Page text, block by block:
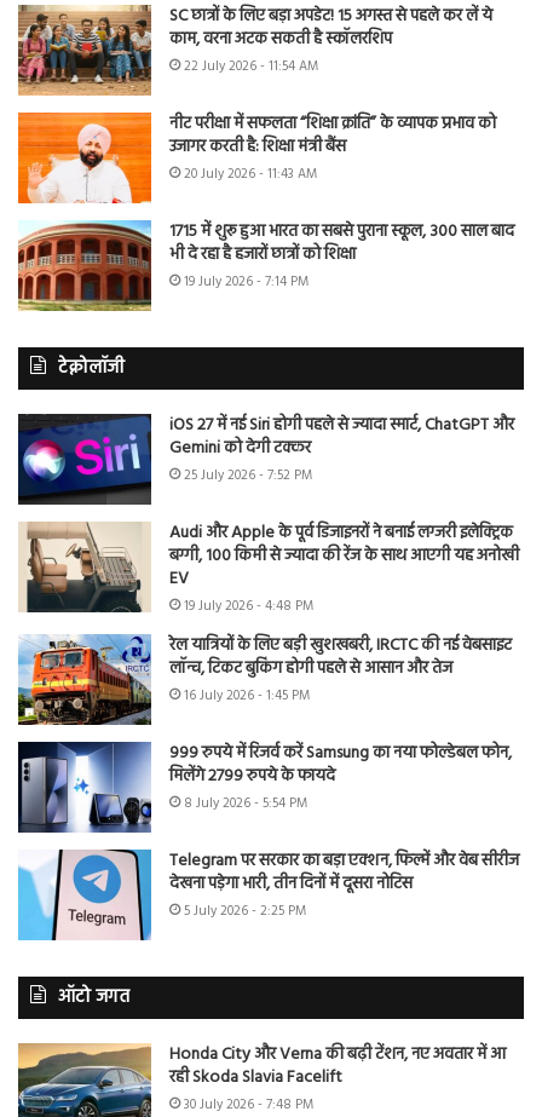
SC छात्रों के लिए बड़ा अपडेट! 15 अगस्त से पहले कर लें ये
काम, वरना अटक सकती है स्कॉलरशिप
22 July 2026 - 11:54 AM
नीट परीक्षा में सफलता “शिक्षा क्रांति” के व्यापक प्रभाव को
उजागर करती है: शिक्षा मंत्री बैंस
20 July 2026 - 11:43 AM
1715 में शुरू हुआ भारत का सबसे पुराना स्कूल, 300 साल बाद
भी दे रहा है हजारों छात्रों को शिक्षा
19 July 2026 - 7:14 PM
टेक्नोलॉजी
iOS 27 में नई Siri होगी पहले से ज्यादा स्मार्ट, ChatGPT और
Gemini को देगी टक्कर
25 July 2026 - 7:52 PM
Audi और Apple के पूर्व डिजाइनरों ने बनाई लग्जरी इलेक्ट्रिक
बग्गी, 100 किमी से ज्यादा की रेंज के साथ आएगी यह अनोखी
EV
19 July 2026 - 4:48 PM
रेल यात्रियों के लिए बड़ी खुशखबरी, IRCTC की नई वेबसाइट
लॉन्च, टिकट बुकिंग होगी पहले से आसान और तेज
16 July 2026 - 1:45 PM
999 रुपये में रिजर्व करें Samsung का नया फोल्डेबल फोन,
मिलेंगे 2799 रुपये के फायदे
8 July 2026 - 5:54 PM
Telegram पर सरकार का बड़ा एक्शन, फिल्में और वेब सीरीज
देखना पड़ेगा भारी, तीन दिनों में दूसरा नोटिस
5 July 2026 - 2:25 PM
ऑटो जगत
Honda City और Verna की बढ़ी टेंशन, नए अवतार में आ
रही Skoda Slavia Facelift
30 July 2026 - 7:48 PM